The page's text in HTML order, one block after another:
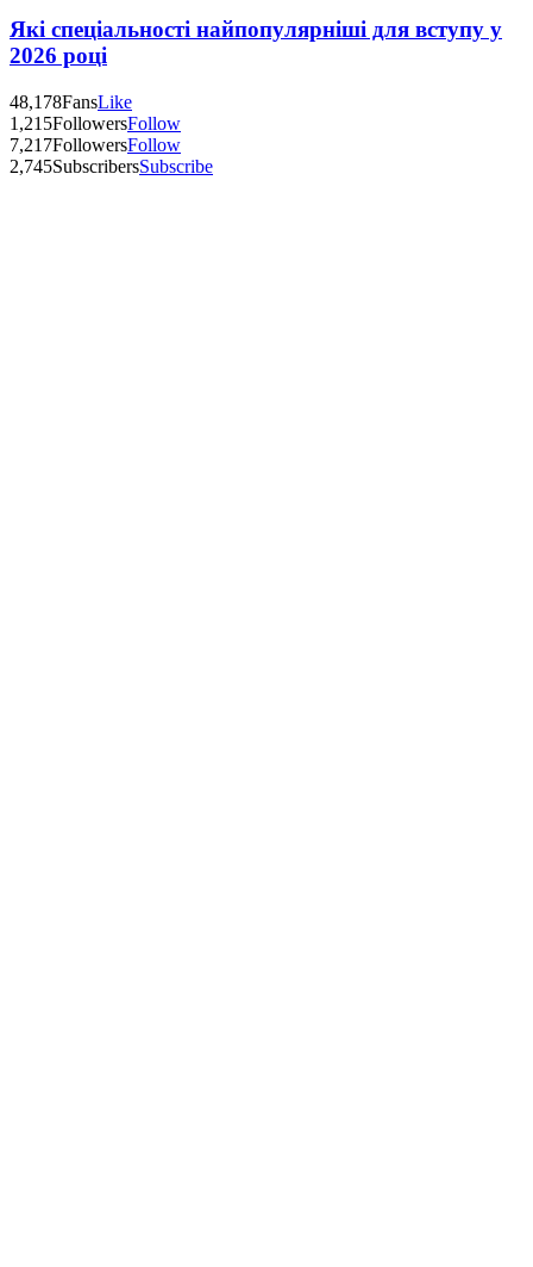
Які спеціальності найпопулярніші для вступу у
2026 році
48,178FansLike
1,215FollowersFollow
7,217FollowersFollow
2,745SubscribersSubscribe